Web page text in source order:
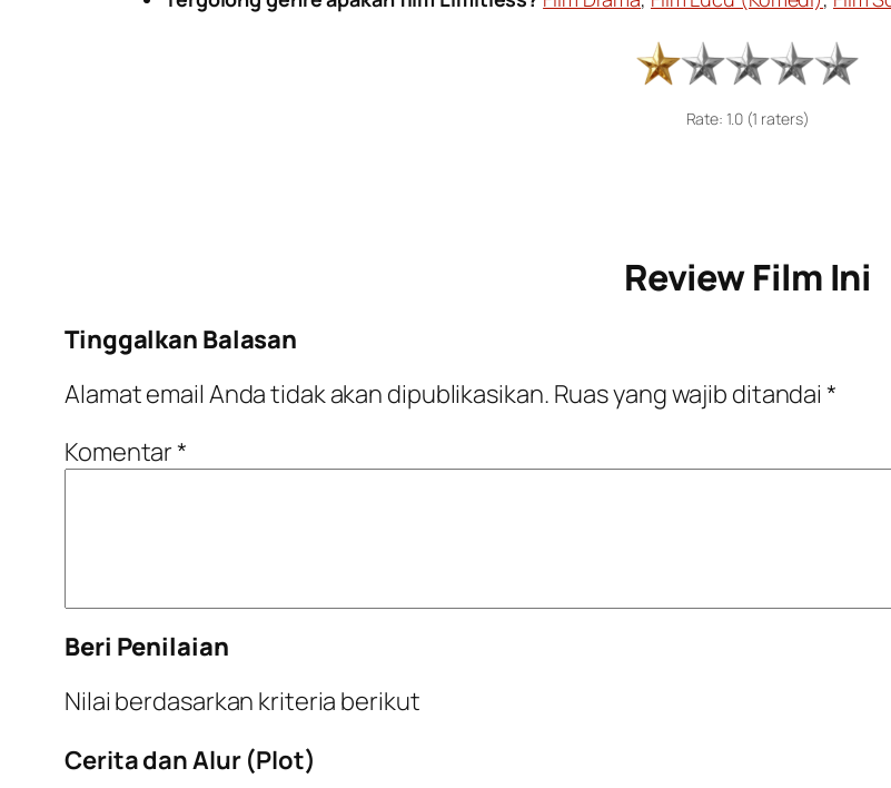
Rate: 1.0 (1 raters)
Review Film Ini
Tinggalkan Balasan
Alamat email Anda tidak akan dipublikasikan. Ruas yang wajib ditandai*
Komentar*
Beri Penilaian
Nilai berdasarkan kriteria berikut
Cerita dan Alur (Plot)